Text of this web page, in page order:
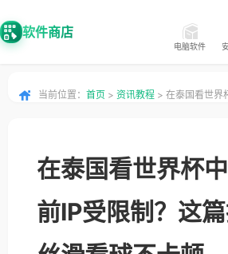
软件商店
电脑软件
当前位置： 首页 > 资讯教程 > 在泰国看世界
在泰国看世界杯
前IP受限制？这